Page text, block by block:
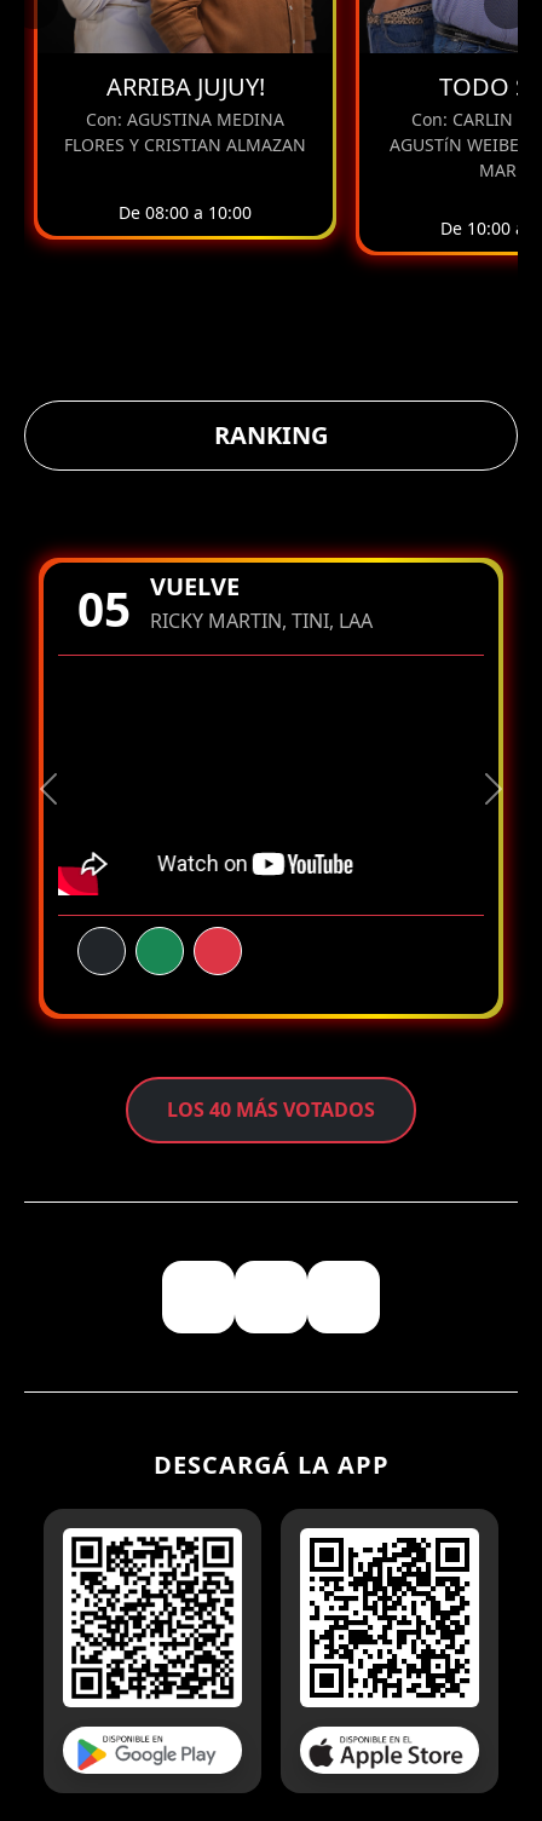
ARRIBA JUJUY!
Con: AGUSTINA MEDINA
FLORES Y CRISTIAN ALMAZAN
De 08:00 a 10:00
TODO
Con: CARLIN
AGUSTíN WEIBEL
MARíN
De 10:00 a
RANKING
05 VUELVE
RICKY MARTIN, TINI, LAA
Previous Next
LOS 40 MÁS VOTADOS
DESCARGÁ LA APP